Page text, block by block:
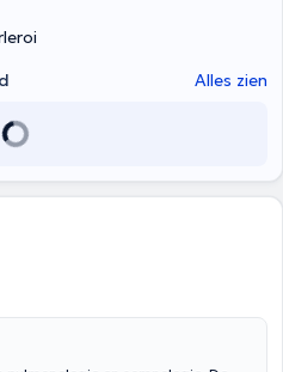
Alles zien